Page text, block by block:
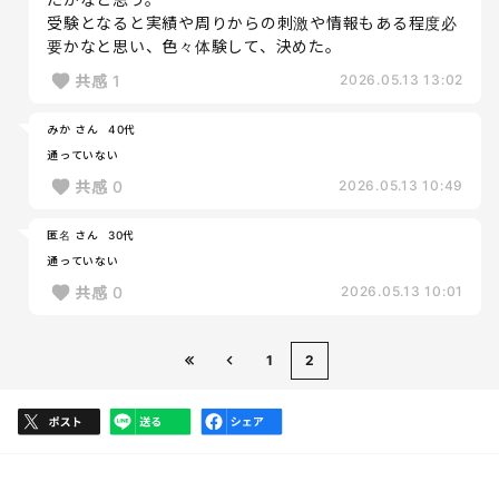
受験となると実績や周りからの刺激や情報もある程度必
要かなと思い、色々体験して、決めた。
共感 1 2026.05.13 13:02
みか さん
40代
通っていない
共感 0 2026.05.13 10:49
匿名 さん
30代
通っていない
共感 0 2026.05.13 10:01
1 2